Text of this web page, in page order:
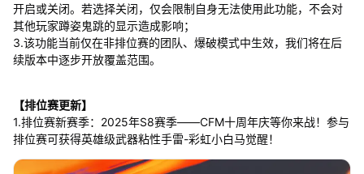
开启或关闭。若选择关闭，仅会限制自身无法使用此功能，不会对
其他玩家蹲姿鬼跳的显示造成影响；
3.该功能当前仅在非排位赛的团队、爆破模式中生效，我们将在后
续版本中逐步开放覆盖范围。
【排位赛更新】
1.排位赛新赛季：2025年S8赛季——CFM十周年庆等你来战！参与
排位赛可获得英雄级武器粘性手雷-彩虹小白马觉醒！